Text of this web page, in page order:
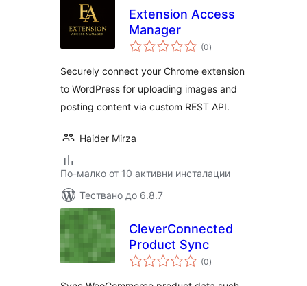
Extension Access
Manager
(0общо
оценки
)
Securely connect your Chrome extension
to WordPress for uploading images and
posting content via custom REST API.
Haider Mirza
По-малко от 10 активни инсталации
Тествано до 6.8.7
CleverConnected
Product Sync
(0общо
оценки
)